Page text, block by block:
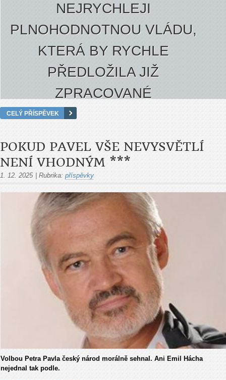
NEJRYCHLEJI
PLNOHODNOTNOU VLÁDU,
KTERÁ BY RYCHLE
PŘEDLOŽILA JIŽ
ZPRACOVANÉ
PROGRAMOVÉ
POSLANECKÉ SNĚMOVNY.
A ZAČALA PRACOVAT NA
NOVÉM STÁTNÍM
ROZPOČTU PRO ROK 2026
A VEDLA BY STÁT KE
ZMĚNĚ, KTEROU TAK
POTŘEBUJEME. PREZIDENT
PAVEL TAKOVÉTO ZMĚNĚ,
KTERÁ JE VELMI ŽÁDOUCÍ
PŘÍLIŠ NEPŘEJE, PROTO TY
RITUÁLNÍ ZDRŽOVACÍ
CELÝ PŘÍSPĚVEK
POKUD PAVEL VŠE NEVYSVĚTLÍ
NENÍ VHODNÝM ***
1. 12. 2025 | Rubrika: příspěvky
Volbou Petra Pavla český národ morálně sehnal. Ani Emil Hácha
nejednal tak podle.